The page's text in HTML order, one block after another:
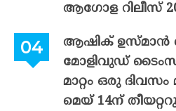
ആഗോള റിലീസ്
ആഷിക് ഉസ്മാൻ
മോളിവുഡ് ടൈംസ്
മാറ്റം ഒരു
മെയ് 14ന്